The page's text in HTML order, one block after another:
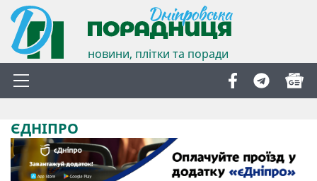
новини, плітки та поради
ЄДНІПРО